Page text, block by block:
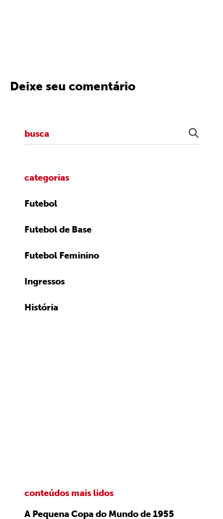
Deixe seu comentário
categorias
Futebol
Futebol de Base
Futebol Feminino
Ingressos
História
conteúdos mais lidos
A Pequena Copa do Mundo de 1955